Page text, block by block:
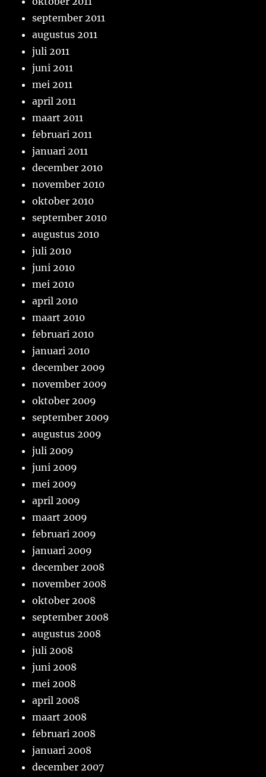
september 2011
augustus 2011
juli 2011
juni 2011
mei 2011
april 2011
maart 2011
februari 2011
januari 2011
december 2010
november 2010
oktober 2010
september 2010
augustus 2010
juli 2010
juni 2010
mei 2010
april 2010
maart 2010
februari 2010
januari 2010
december 2009
november 2009
oktober 2009
september 2009
augustus 2009
juli 2009
juni 2009
mei 2009
april 2009
maart 2009
februari 2009
januari 2009
december 2008
november 2008
oktober 2008
september 2008
augustus 2008
juli 2008
juni 2008
mei 2008
april 2008
maart 2008
februari 2008
januari 2008
december 2007